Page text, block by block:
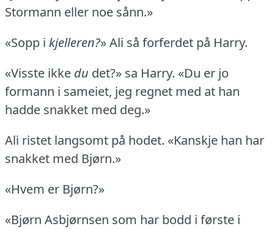
Stormann eller noe sånn.»
«Sopp i kjelleren?» Ali så forferdet på Harry.
«Visste ikke du det?» sa Harry. «Du er jo
formann i sameiet, jeg regnet med at han
hadde snakket med deg.»
Ali ristet langsomt på hodet. «Kanskje han har
snakket med Bjørn.»
«Hvem er Bjørn?»
«Bjørn Asbjørnsen som har bodd i første i